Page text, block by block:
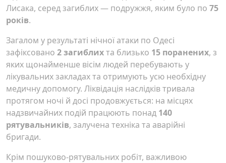
Лисака, серед загиблих — подружжя, яким було по 75
років.
Загалом у результаті нічної атаки по Одесі
зафіксовано 2 загиблихта близько 15 поранених, з
яких щонайменше вісім людей перебувають у
лікувальних закладах та отримують усю необхідну
медичну допомогу. Ліквідація наслідків тривала
протягом ночі й досі продовжується: на місцях
надзвичайних подій працюють понад 140
рятувальників, залучена техніка та аварійні
бригади.
Крім пошуково-рятувальних робіт, важливою